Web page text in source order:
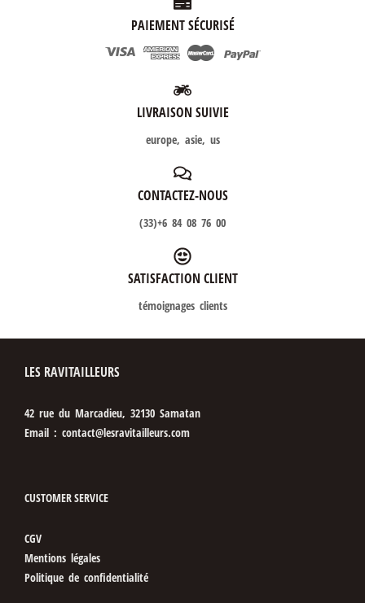
PAIEMENT SÉCURISÉ
LIVRAISON SUIVIE
europe, asie, us
CONTACTEZ-NOUS
(33)+6 84 08 76 00
SATISFACTION CLIENT
témoignages clients
LES RAVITAILLEURS
42 rue du Marcadieu, 32130 Samatan
Email : contact@lesravitailleurs.com
CUSTOMER SERVICE
CGV
Mentions légales
Politique de confidentialité